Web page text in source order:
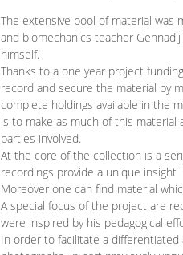
The extensive pool of material
and biomechanics teacher
himself.
Thanks to a one year project
record and secure the material by
complete holdings available in the
is to make as much of this material
parties involved.
At the core of the collection is a
recordings provide a unique
Moreover one can find material
A special focus of the project are
were inspired by his pedagogical
In order to facilitate a